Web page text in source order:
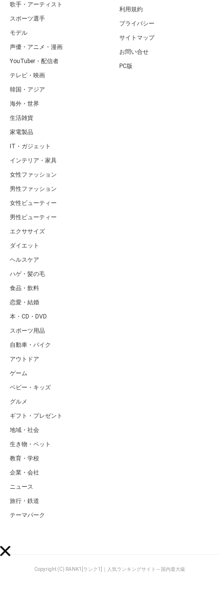
歌手・アーティスト
スポーツ選手
モデル
声優・アニメ・漫画
YouTuber・配信者
テレビ・映画
韓国・アジア
海外・世界
生活雑貨
家電製品
IT・ガジェット
インテリア・家具
女性ファッション
男性ファッション
女性ビューティー
男性ビューティー
エクササイズ
ダイエット
ヘルスケア
ハゲ・髪の毛
食品・飲料
恋愛・結婚
本・CD・DVD
スポーツ用品
自動車・バイク
アウトドア
ゲーム
ベビー・キッズ
グルメ
ギフト・プレゼント
地域・社会
生き物・ペット
教育・学校
企業・会社
ニュース
旅行・鉄道
テーマパーク
利用規約
プライバシー
サイトマップ
お問い合せ
PC版
Copyright (C) RANK1[ランク1]｜人気ランキングサイト～国内最大級